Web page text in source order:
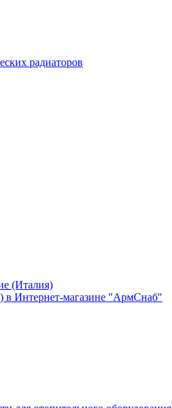
радиаторов
(Италия)
в Интернет-магазине "АрмСнаб"